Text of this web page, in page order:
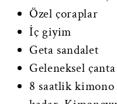
Özel çoraplar
İç giyim
Geta sandalet
Geleneksel çanta
8 saatlik